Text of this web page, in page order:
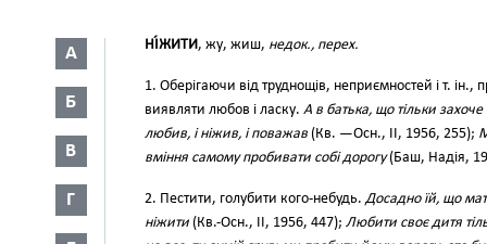
А
Б
В
Г
НІ́ЖИТИ, жу, жиш, недок., перех.
1. Оберігаючи від труднощів, неприємностей і т.
виявляти любов і ласку. А в батька, що тільки захоче
любив, і ніжив, і поважав (Кв. —Осн., II, 1956, 255);
вміння самому пробивати собі дорогу(Баш, Надія,
2. Пестити, голубити кого-небудь.Досадно їй, що
ніжити (Кв.-Осн., II, 1956, 447); Любити своє дитя